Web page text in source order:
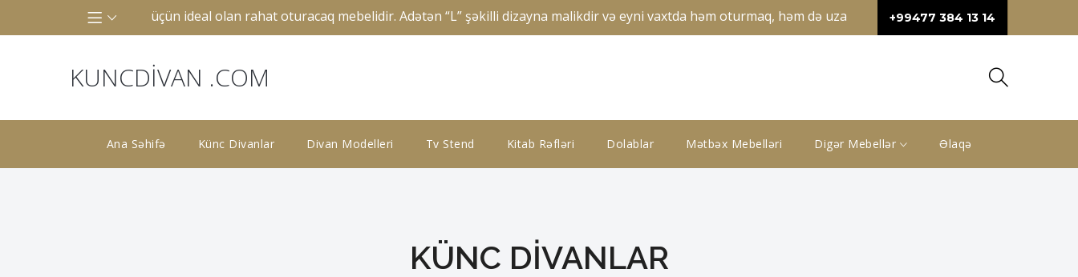
ya böyük otaqlar üçün ideal olan rahat oturacaq mebelidir. Adətən “L” şəkilli dizayna malikdir və eyni vaxtda həm oturmaq, həm də uzanmaq üçün geniş sahə təqdim edir.
+99477 384 13 14
KUNCDIVAN .COM
Ana Səhifə Künc Divanlar Divan Modelleri Tv Stend Kitab Rəfləri Dolablar Mətbəx Mebelləri Digər Mebellər Əlaqə
KÜNC DIVANLAR